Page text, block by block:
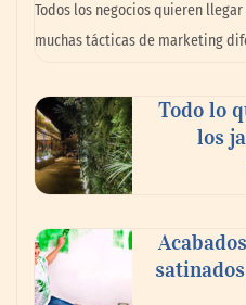
Paso a paso: ¿cómo
transición a la
InfoBlock
Todos los negocios quieren
muchas tácticas de marketing
Todo lo
los